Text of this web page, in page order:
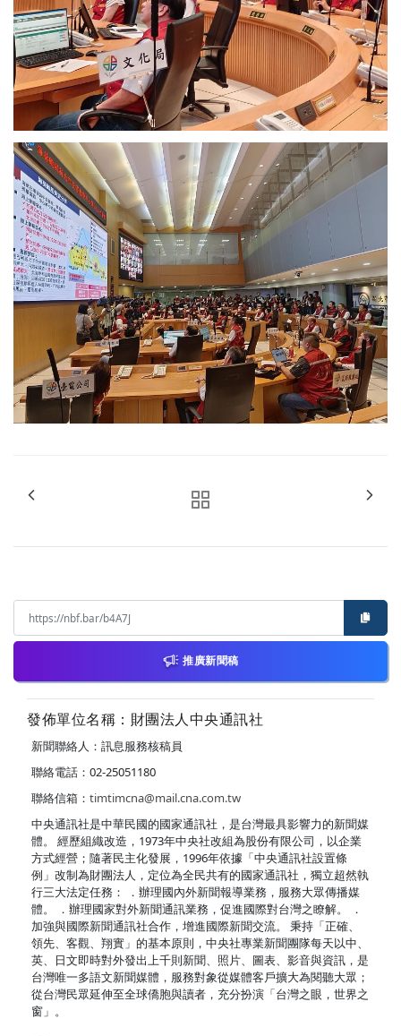
推廣新聞稿
發佈單位名稱：財團法人中央通訊社
新聞聯絡人：訊息服務核稿員
聯絡電話：02-25051180
聯絡信箱： timtimcna@mail.cna.com.tw
中央通訊社是中華民國的國家通訊社，是台灣最具影響力的新聞媒
體。 經歷組織改造，1973年中央社改組為股份有限公司，以企業
方式經營；隨著民主化發展，1996年依據「中央通訊社設置條
例」改制為財團法人，定位為全民共有的國家通訊社，獨立超然執
行三大法定任務： ．辦理國內外新聞報導業務，服務大眾傳播媒
體。 ．辦理國家對外新聞通訊業務，促進國際對台灣之瞭解。 ．
加強與國際新聞通訊社合作，增進國際新聞交流。 秉持「正確、
領先、客觀、翔實」的基本原則，中央社專業新聞團隊每天以中、
英、日文即時對外發出上千則新聞、照片、圖表、影音與資訊，是
台灣唯一多語文新聞媒體，服務對象從媒體客戶擴大為閱聽大眾；
從台灣民眾延伸至全球僑胞與讀者，充分扮演「台灣之眼，世界之
窗」。